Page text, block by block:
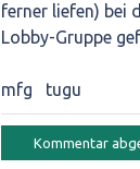
ferner liefen) bei
Lobby-Gruppe
mfg tugu